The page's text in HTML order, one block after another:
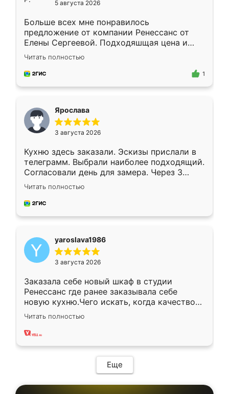
5 августа 2026
Больше всех мне понравилось
предложение от компании Ренессанс от
Елены Сергеевой. Подходяшщая цена и
короткие сроки изготовления. Приехавший
для замера сотрудник Владислав
предложил по моему эскизу самый
Читать полностью
1
Ярослава
3 августа 2026
Кухню здесь заказали. Эскизы прислали в
телеграмм. Выбрали наиболее подходящий.
Согласовали день для замера. Через 3
недели кухня была уже готова. Остались
довольны работой. Спасибо Ренессанс
мебель за качественную работу!
Читать полностью
yaroslava1986
3 августа 2026
Заказала себе новый шкаф в студии
Ренессанс где ранее заказывала себе
новую кухню.Чего искать, когда качеством
вполне довольна. Служит кухня уже почти
два года, нареканий нет.
Читать полностью
Еще